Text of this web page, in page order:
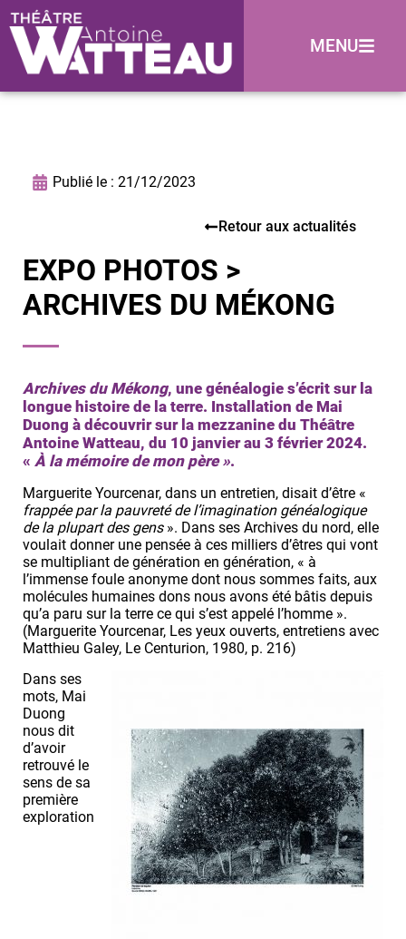
MENU
Publié le : 21/12/2023
Retour aux actualités
EXPO PHOTOS >
ARCHIVES DU MÉKONG
Archives du Mékong, une généalogie s’écrit sur la
longue histoire de la terre. Installation de Mai
Duong à découvrir sur la mezzanine du Théâtre
Antoine Watteau, du 10 janvier au 3 février 2024.
« À la mémoire de mon père ».
Marguerite Yourcenar, dans un entretien, disait d’être «
frappée par la pauvreté de l’imagination généalogique
de la plupart des gens». Dans ses Archives du nord, elle
voulait donner une pensée à ces milliers d’êtres qui vont
se multipliant de génération en génération, « à
l’immense foule anonyme dont nous sommes faits, aux
molécules humaines dons nous avons été bâtis depuis
qu’a paru sur la terre ce qui s’est appelé l’homme ».
(Marguerite Yourcenar, Les yeux ouverts, entretiens avec
Matthieu Galey, Le Centurion, 1980, p. 216)
Dans ses
mots, Mai
Duong
nous dit
d’avoir
retrouvé le
sens de sa
première
exploration